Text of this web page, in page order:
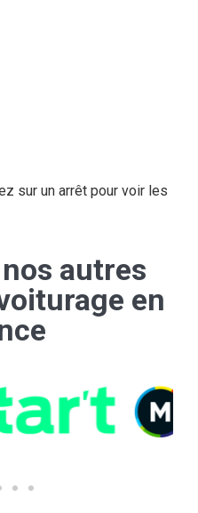
sur un arrêt pour voir les
autres
en